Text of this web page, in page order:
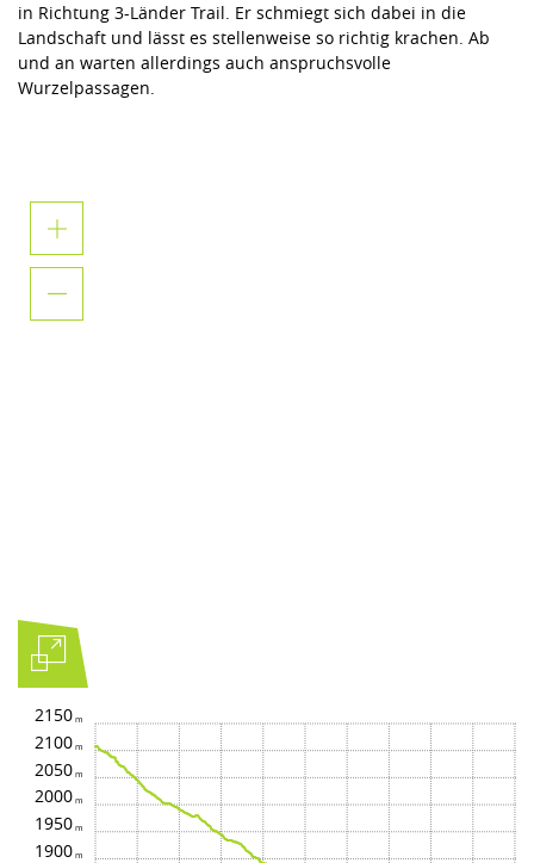
in Richtung 3-Länder Trail. Er schmiegt sich dabei in die
Landschaft und lässt es stellenweise so richtig krachen. Ab
und an warten allerdings auch anspruchsvolle
Wurzelpassagen.
1900
1950
2000
2050
2100
2150